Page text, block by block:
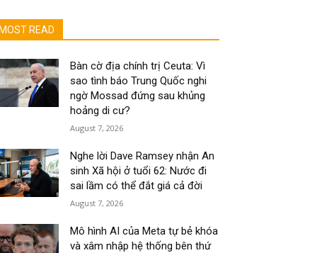
MOST READ
Bàn cờ địa chính trị Ceuta: Vì
sao tình báo Trung Quốc nghi
ngờ Mossad đứng sau khủng
hoảng di cư?
August 7, 2026
Nghe lời Dave Ramsey nhận An
sinh Xã hội ở tuổi 62: Nước đi
sai lầm có thể đắt giá cả đời
August 7, 2026
Mô hình AI của Meta tự bẻ khóa
và xâm nhập hệ thống bên thứ